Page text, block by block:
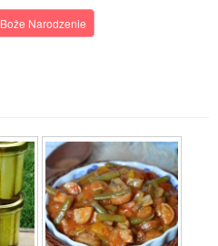
Boże Narodzenie